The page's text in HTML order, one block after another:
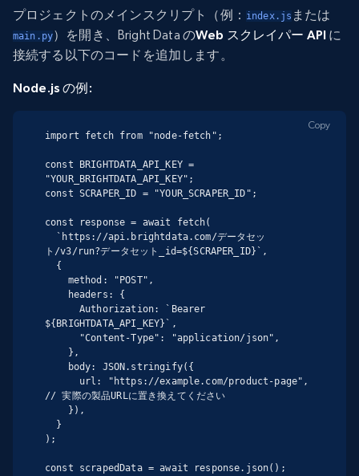
プロジェクトのメインスクリプト（例： index.js または
main.py）を開き、Bright Data のWeb スクレイパー API に
接続する以下のコードを追加します。
Node.js の例:
import fetch from "node-fetch";
const BRIGHTDATA_API_KEY =
"YOUR_BRIGHTDATA_API_KEY";
const SCRAPER_ID = "YOUR_SCRAPER_ID";
const response = await fetch(
ト/v3/run?データセット_id=${SCRAPER_ID}`,
${BRIGHTDATA_API_KEY}`,
// 実際の製品URLに置き換えてください
);
const scrapedData = await response.json();
Copy